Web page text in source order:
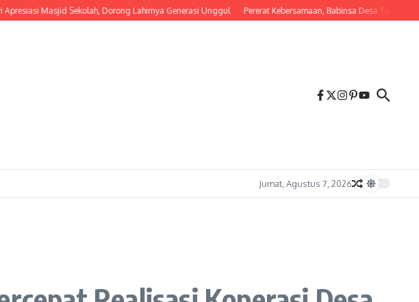
Masjid Sekolah, Dorong Lahirnya Generasi Unggul Pererat Kebersamaan, Babinsa Desa Tembalang Ajak
Jumat, Agustus 7, 2026